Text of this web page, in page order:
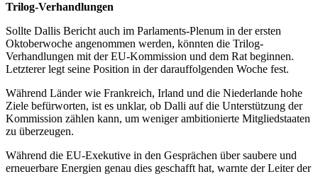
Trilog-Verhandlungen
Sollte Dallis Bericht auch im Parlaments-Plenum in der ersten
Oktoberwoche angenommen werden, könnten die Trilog-
Verhandlungen mit der EU-Kommission und dem Rat beginnen.
Letzterer legt seine Position in der darauffolgenden Woche fest.
Während Länder wie Frankreich, Irland und die Niederlande hohe
Ziele befürworten, ist es unklar, ob Dalli auf die Unterstützung der
Kommission zählen kann, um weniger ambitionierte Mitgliedstaaten
zu überzeugen.
Während die EU-Exekutive in den Gesprächen über saubere und
erneuerbare Energien genau dies geschafft hat, warnte der Leiter der